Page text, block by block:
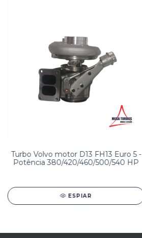
Turbo Volvo motor D13 FH13 Euro 5 -
Potência 380/420/460/500/540 HP
ESPIAR